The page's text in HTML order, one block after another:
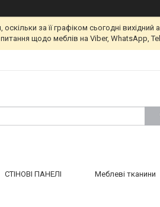
за її графіком сьогодні
щодо меблів на Viber, WhatsApp,
СТІНОВІ ПАНЕЛІ Меблеві тканини